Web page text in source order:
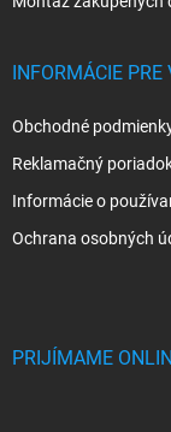
INFORMÁCIE PRE
Obchodné
Reklamačný
Informácie o
Ochrana osobných
PRIJÍMAME